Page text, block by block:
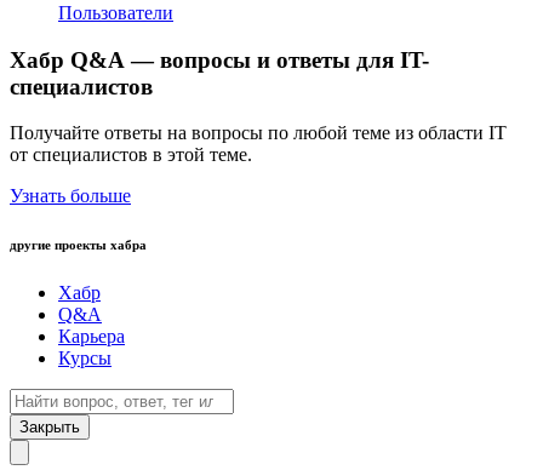
Пользователи
Хабр Q&A — вопросы и ответы для IT-
специалистов
Получайте ответы на вопросы по любой теме из области IT
от специалистов в этой теме.
Узнать больше
другие проекты хабра
Хабр
Q&A
Карьера
Курсы
Закрыть